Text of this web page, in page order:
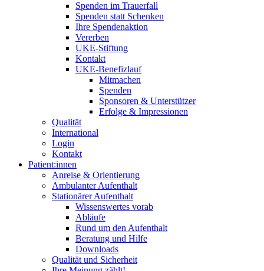
Spenden im Trauerfall
Spenden statt Schenken
Ihre Spendenaktion
Vererben
UKE-Stiftung
Kontakt
UKE-Benefizlauf
Mitmachen
Spenden
Sponsoren & Unterstützer
Erfolge & Impressionen
Qualität
International
Login
Kontakt
Patient:innen
Anreise & Orientierung
Ambulanter Aufenthalt
Stationärer Aufenthalt
Wissenswertes vorab
Abläufe
Rund um den Aufenthalt
Beratung und Hilfe
Downloads
Qualität und Sicherheit